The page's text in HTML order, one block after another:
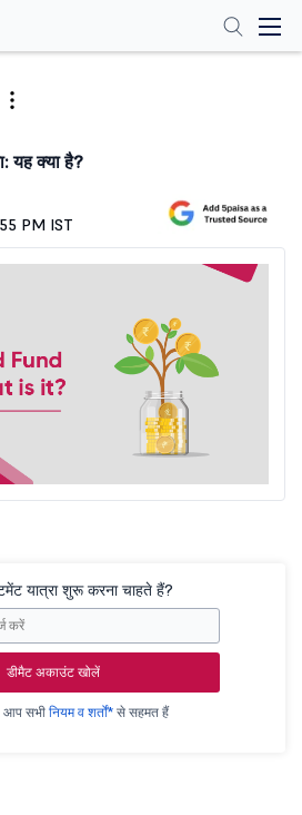
यह क्या है?
PM IST
यात्रा शुरू करना चाहते हैं?
डीमैट अकाउंट खोलें
आप सभी नियम व शर्तों* से सहमत हैं